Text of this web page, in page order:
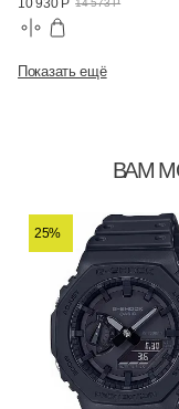
14 573 Р
Показать ещё
ВАМ
25%